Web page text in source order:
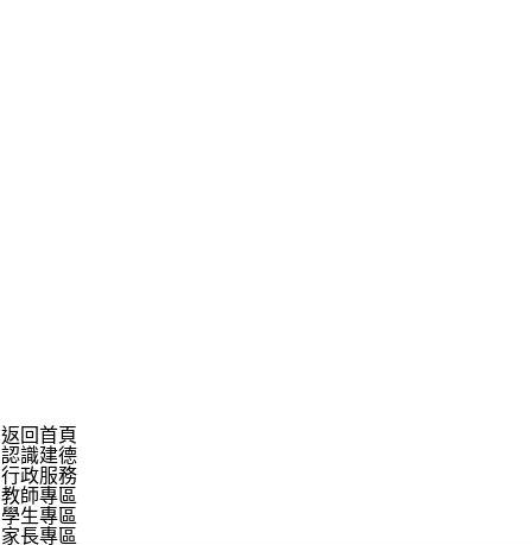
返回首頁
認識建德
行政服務
教師專區
學生專區
家長專區